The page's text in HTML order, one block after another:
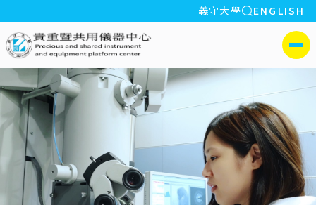
:::
義守大學 全站搜索
ENGLISH
義守大學貴重暨共用儀器中心
側選單